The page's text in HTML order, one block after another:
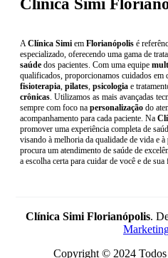
Clínica Simi
A Clínica Simi em Florianópolis é
especializado, oferecendo uma gama de
saúde dos pacientes. Com uma equipe
qualificados, proporcionamos cuidados em
fisioterapia pilates psicologia e
crônicas . Utilizamos as mais avançadas
sempre com foco na personalização do
acompanhamento para cada paciente. Na
promover uma experiência completa de
visando à melhoria da qualidade de vida e à
procura um atendimento de saúde de
a escolha certa para cuidar de você e de sua
Clínica Simi Florianópolis.
Copyright © 2024 Todos